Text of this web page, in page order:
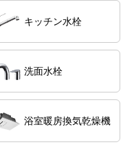
キッチン水栓
洗面水栓
浴室暖房換気乾燥機